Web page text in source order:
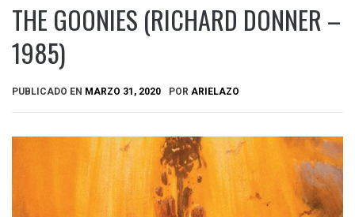
THE GOONIES (RICHARD DONNER –
1985)
PUBLICADO EN MARZO 31, 2020 POR ARIELAZO